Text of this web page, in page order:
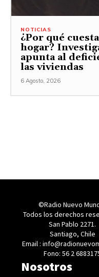
NOTICIAS
¿Por qué
hogar?
apunta al
las viviendas
6 Agosto, 2026
©Radio Nuevo
Todos los derechos
San Pablo 2271.
Santiago, Chile
Email :
Fono: 56 2
Nosotros